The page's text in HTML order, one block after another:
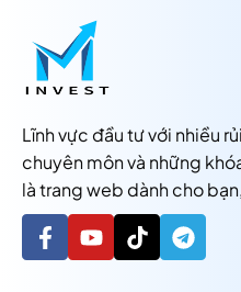
Lĩnh vực đầu tư với nhiều
chuyên môn và những
là trang web dành cho